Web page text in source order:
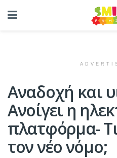
Αναδοχή και
Ανοίγει η
πλατφόρμα-
τον νέο νόμο;